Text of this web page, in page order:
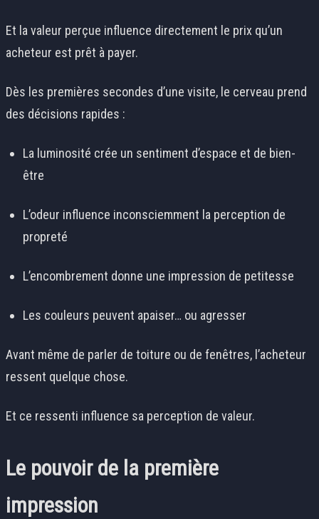
Et la valeur perçue influence directement le prix qu’un
acheteur est prêt à payer.
Dès les premières secondes d’une visite, le cerveau prend
des décisions rapides :
La luminosité crée un sentiment d’espace et de bien-
être
L’odeur influence inconsciemment la perception de
propreté
L’encombrement donne une impression de petitesse
Les couleurs peuvent apaiser… ou agresser
Avant même de parler de toiture ou de fenêtres, l’acheteur
ressent quelque chose.
Et ce ressenti influence sa perception de valeur.
Le pouvoir de la première
impression